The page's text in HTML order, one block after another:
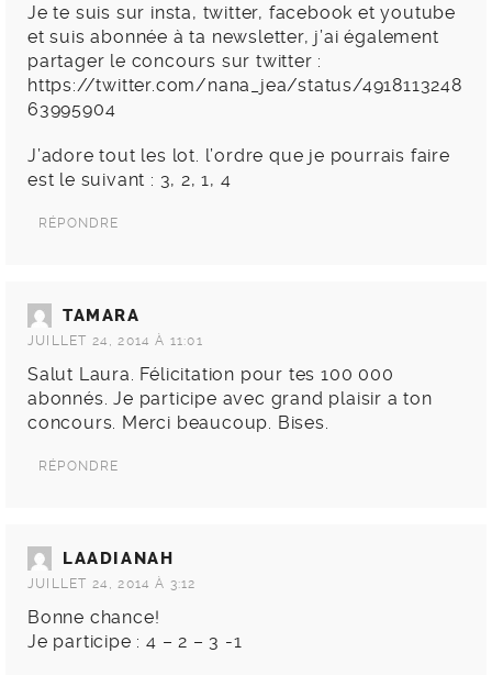
Je te suis sur insta, twitter, facebook et youtube
et suis abonnée à ta newsletter, j’ai également
partager le concours sur twitter :
https://twitter.com/nana_jea/status/4918113248
63995904
J’adore tout les lot. l’ordre que je pourrais faire
est le suivant : 3, 2, 1, 4
RÉPONDRE
TAMARA
JUILLET 24, 2014 À 11:01
Salut Laura. Félicitation pour tes 100 000
abonnés. Je participe avec grand plaisir a ton
concours. Merci beaucoup. Bises.
RÉPONDRE
LAADIANAH
JUILLET 24, 2014 À 3:12
Bonne chance!
Je participe : 4 – 2 – 3 -1